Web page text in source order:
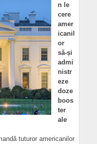
n le
cere
amer
icanil
or
să-și
admi
nistr
eze
doze
boos
ter
ale
tuturor americanilor